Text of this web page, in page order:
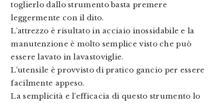
toglierlo dallo strumento basta premere
leggermente con il dito.
L’attrezzo è risultato in acciaio inossidabile e la
manutenzione è molto semplice visto che può
essere lavato in lavastoviglie.
L’utensile è provvisto di pratico gancio per essere
facilmente appeso.
La semplicità e l’efficacia di questo strumento lo